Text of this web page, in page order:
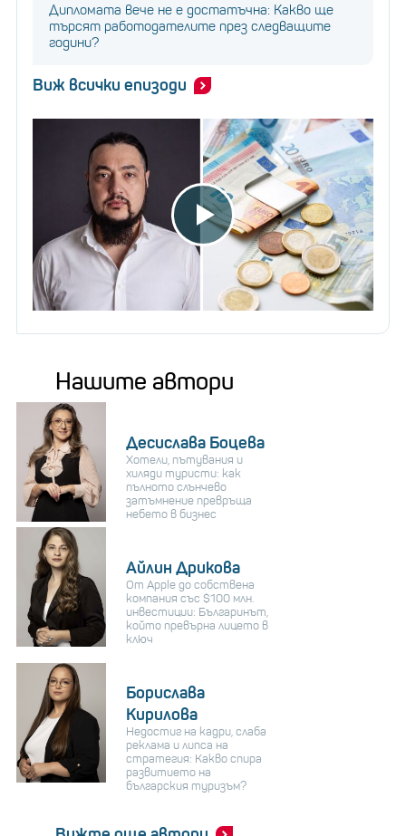
Дипломата вече не е достатъчна: Какво ще
търсят работодателите през следващите
години?
Виж всички епизоди
Нашите автори
Десислава Боцева
Хотели, пътувания и
хиляди туристи: как
пълното слънчево
затъмнение превръща
небето в бизнес
Айлин Дрикова
От Apple до собствена
компания със $100 млн.
инвестиции: Българинът,
който превърна лицето в
ключ
Борислава
Кирилова
Недостиг на кадри, слаба
реклама и липса на
стратегия: Какво спира
развитието на
българския туризъм?